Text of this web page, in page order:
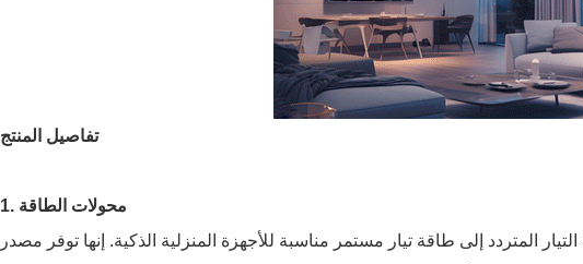
تفاصيل المنتج
1. محولات الطاقة
المتردد إلى طاقة تيار مستمر مناسبة للأجهزة المنزلية الذكية. إنها توفر مصدر